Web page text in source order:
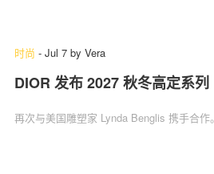
时尚 - Jul 7 by Vera
DIOR 发布 2027 秋冬高定系列
再次与美国雕塑家 Lynda Benglis 携手合作。